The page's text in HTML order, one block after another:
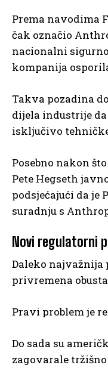
Prema navodima
čak označio
nacionalni
kompanija
Takva pozadina
dijela industrije
isključivo
Posebno nakon
Pete Hegseth
podsjećajući da je
suradnju s
Novi regulatorni
Daleko najvažnija
privremena
Pravi problem je
Do sada su
zagovarale